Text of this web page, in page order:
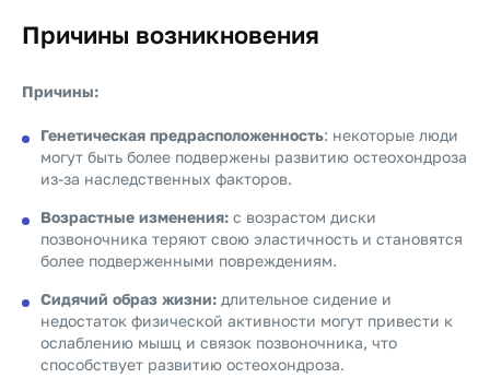
Причины возникновения
Причины:
Генетическая предрасположенность: некоторые люди
могут быть более подвержены развитию остеохондроза
из-за наследственных факторов.
Возрастные изменения: с возрастом диски
позвоночника теряют свою эластичность и становятся
более подверженными повреждениям.
Сидячий образ жизни: длительное сидение и
недостаток физической активности могут привести к
ослаблению мышц и связок позвоночника, что
способствует развитию остеохондроза.